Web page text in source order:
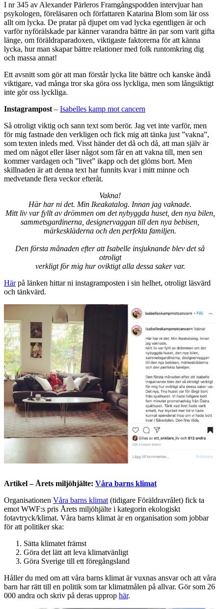
I nr 345 av Alexander Pärleros Framgångspodden intervjuar han
psykologen, föreläsaren och författaren Katarina Blom som lär oss
allt om lycka. De pratar på djupet om vad lycka egentligen är och
varför nyförälskade par känner varandra bättre än par som varit gifta
länge, om föräldraparadoxen, viktigaste faktorerna för att känna
lycka, hur man skapar bättre relationer med folk runtomkring dig
och massa annat!
Ett avsnitt som gör att man förstår lycka lite bättre och kanske ändå
viktigare, vad många tror ska göra oss lyckliga, men som långsiktigt
inte gör oss lyckliga.
Instagrampost – Isabelles kamp mot cancern
Så otroligt viktig och sann text som berör. Jag vet inte varför, men
för mig fastnade den verkligen och fick mig att tänka just ”vakna”,
som texten inleds med. Visst händer det då och då, att man själv är
med om något eller läser något som får en att vakna till, men sen
kommer vardagen och ”livet” ikapp och det glöms bort. Men
skillnaden är att denna text har funnits kvar i mitt minne och
medvetande flera veckor efteråt.
Vakna!
Här har ni det. Min Ikeakatalog. Innan jag vaknade.
Mitt liv var fyllt av drömmen om det nybyggda huset, den nya bilen,
sammetsgardinerna, designervaggan till den nya bebisen,
märkeskläderna och den perfekta familjen.
Den första månaden efter att Isabelle insjuknande blev det så
otroligt
verkligt för mig hur oviktigt alla dessa saker var.
Härpå länken hittar ni instagramposten i sin helhet, otroligt läsvärd
och tänkvärd.
Artikel – Årets miljöhjälte: Våra barns klimat
Organisationen Våra barns klimat (tidigare Föräldravrålet) fick ta
emot WWF:s pris Årets miljöhjälte i kategorin ekologiskt
fotavtryck/klimat. Våra barns klimat är en organisation som jobbar
för att politiker ska:
Sätta klimatet främst
Göra det lätt att leva klimatvänligt
Göra Sverige till ett föregångsland
Håller du med om att våra barns klimat är vuxnas ansvar och att våra
barn har rätt till en politik som tar klimatmålen på allvar. Gör som 26
000 andra och skriv på deras upprop här.